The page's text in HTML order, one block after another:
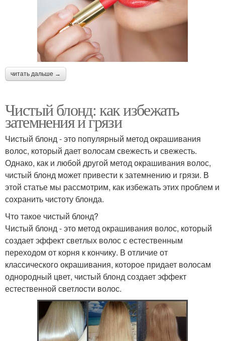
читать дальше →
Чистый блонд: как избежать
затемнения и грязи
Чистый блонд - это популярный метод окрашивания
волос, который дает волосам свежесть и свежесть.
Однако, как и любой другой метод окрашивания волос,
чистый блонд может привести к затемнению и грязи. В
этой статье мы рассмотрим, как избежать этих проблем и
сохранить чистоту блонда.
Что такое чистый блонд?
Чистый блонд - это метод окрашивания волос, который
создает эффект светлых волос с естественным
переходом от корня к кончику. В отличие от
классического окрашивания, которое придает волосам
однородный цвет, чистый блонд создает эффект
естественной светлости волос.